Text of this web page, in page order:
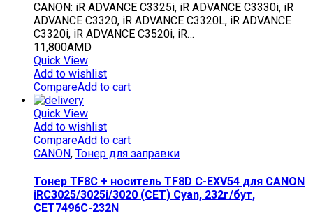
CANON: iR ADVANCE C3325i, iR ADVANCE C3330i, iR
ADVANCE C3320, iR ADVANCE C3320L, iR ADVANCE
C3320i, iR ADVANCE C3520i, iR…
11,800AMD
Quick View
Add to wishlist
CompareAdd to cart
Quick View
Add to wishlist
CompareAdd to cart
CANON, Тонер для заправки
Тонер TF8C + носитель TF8D C-EXV54 для CANON
iRC3025/3025i/3020 (CET) Cyan, 232г/бут,
CET7496C-232N